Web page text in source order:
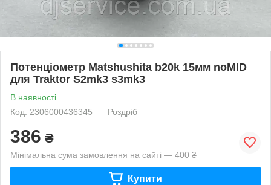
Потенціометр Matshushita b20k 15мм noMID
для Traktor S2mk3 s3mk3
В наявності
Код: 2306000436345
Роздріб
386 ₴
Мінімальна сума замовлення на сайті — 400 ₴
Купити